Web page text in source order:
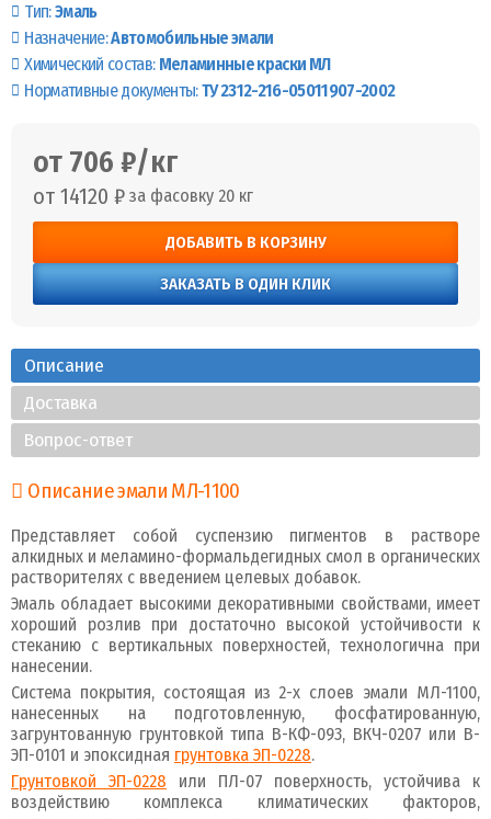
Тип:Эмаль
Назначение:Автомобильные эмали
Химический состав: Меламинные краски МЛ
Нормативные документы:ТУ 2312-216-05011907-2002
от 706 ₽/кг
от 14120 ₽ за фасовку 20 кг
ДОБАВИТЬ В КОРЗИНУ
ЗАКАЗАТЬ В ОДИН КЛИК
Описание
Доставка
Вопрос-ответ
Описание эмали МЛ-1100
Представляет собой суспензию пигментов в растворе
алкидных и меламино-формальдегидных смол в органических
растворителях с введением целевых добавок.
Эмаль обладает высокими декоративными свойствами, имеет
хороший розлив при достаточно высокой устойчивости к
стеканию с вертикальных поверхностей, технологична при
нанесении.
Система покрытия, состоящая из 2-х слоев эмали МЛ-1100,
нанесенных на подготовленную, фосфатированную,
загрунтованную грунтовкой типа В-КФ-093, ВКЧ-0207 или В-
ЭП-0101 и эпоксидная грунтовка ЭП-0228.
Грунтовкой ЭП-0228 или ПЛ-07 поверхность, устойчива к
воздействию комплекса климатических факторов,